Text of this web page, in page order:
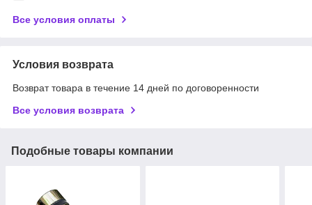
Все условия оплаты
Условия возврата
Возврат товара в течение 14 дней по договоренности
Все условия возврата
Подобные товары компании